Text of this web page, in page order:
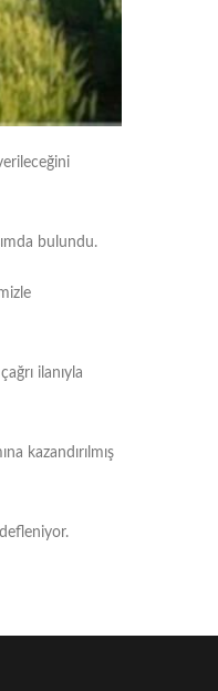
bulundu.
ilanıyla
kazandırılmış